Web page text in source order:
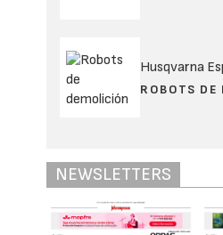
Husqvarna
ROBOTS DE
NEWSLETTERS